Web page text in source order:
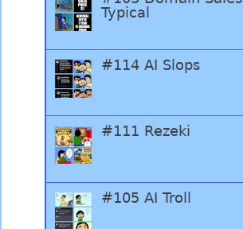
Typical
#114 AI Slops
#111 Rezeki
#105 AI Troll